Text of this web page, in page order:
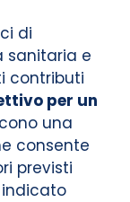
di
sanitaria e
contributi
per un
una
consente
previsti